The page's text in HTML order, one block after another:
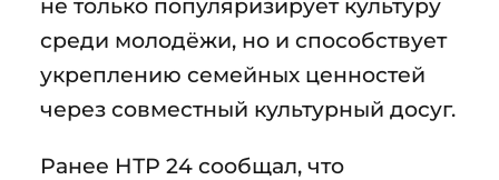
среди молодёжи, но и способствует
укреплению семейных ценностей
через совместный культурный досуг.
Ранее НТР 24 сообщал, что